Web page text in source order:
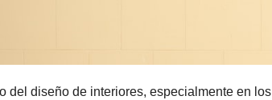
del diseño de interiores, especialmente en los